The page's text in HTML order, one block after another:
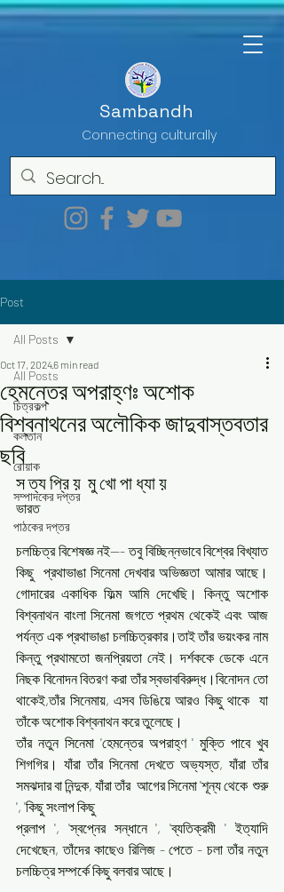
Sambandh
Connecting culturally
Post
All Posts
চিত্রকল্প
কলতান
রোয়াক
সম্পাদকের দপ্তর
পাঠকের দপ্তর
All Posts
হেমন্তের অপরাহ্ণঃ অশোক
বিশ্বনাথনের অলৌকিক জাদুবাস্তবতার
ছবি
Oct 17, 20246 min read
স ত্য প্রি য়  মু খো পা ধ্যা য়
ভারত
চলচ্চিত্র বিশেষজ্ঞ নই--- তবু বিচ্ছিন্নভাবে বিশ্বের বিখ্যাত
কিছু  প্রথাভাঙা সিনেমা দেখবার অভিজ্ঞতা আমার আছে।
গোদারের একাধিক ফিল্ম আমি দেখেছি। কিন্তু অশোক
বিশ্বনাথন বাংলা সিনেমা জগতে প্রথম থেকেই এবং আজ
পর্যন্ত এক প্রথাভাঙা চলচ্চিত্রকার।তাই তাঁর ভয়ংকর নাম
কিন্তু প্রথামতো জনপ্রিয়তা নেই। দর্শককে ডেকে এনে
নিছক বিনোদন বিতরণ করা তাঁর স্বভাববিরুদ্ধ।বিনোদন তো
থাকেই,তাঁর সিনেমায়, এসব ডিঙিয়ে আরও কিছু থাকে  যা
তাঁকে অশোক বিশ্বনাথন করে তুলেছে।
তাঁর নতুন সিনেমা 'হেমন্তের অপরাহ্ণ ' মুক্তি পাবে খুব
শিগগির। যাঁরা তাঁর সিনেমা দেখতে অভ্যস্ত, যাঁরা তাঁর
সমঝদার বা নিন্দুক, যাঁরা তাঁর  আগের সিনেমা 'শূন্য থেকে  শুরু
', 'কিছু সংলাপ কিছু
প্রলাপ ', 'স্বপ্নের সন্ধানে ', 'ব্যতিক্রমী ' ইত্যাদি
দেখেছেন, তাঁদের কাছেও রিলিজ - পেতে - চলা তাঁর নতুন
চলচ্চিত্র সম্পর্কে কিছু বলবার আছে।